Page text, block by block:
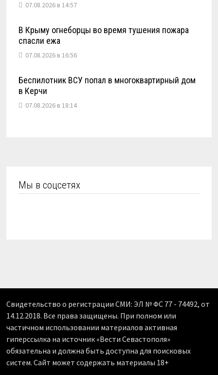
07.08.2026 в 14:57
В Крыму огнеборцы во время тушения пожара
спасли ежа
07.08.2026 в 16:56
Беспилотник ВСУ попал в многоквартирный дом
в Керчи
07.08.2026 в 18:14
Мы в соцсетях
Свидетельство о регистрации СМИ: ЭЛ № ФС 77 - 74492, от
14.12.2018. Все права защищены. При полном или
частичном использовании материалов активная
гиперссылка на источник «Вести Севастополя»
обязательна и должна быть доступна для поисковых
систем. Сайт может содержать материалы 18+